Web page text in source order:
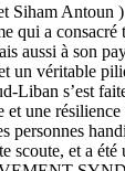
Siham Antoun
qui a consacré
aussi à son
un véritable
Liban s’est
et une
personnes
scoute, et a